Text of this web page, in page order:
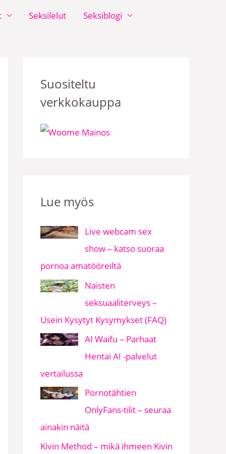
Seksilelut Seksiblogi
Suositeltu
verkkokauppa
Lue myös
Live webcam sex
show – katso suoraa
pornoa amatööreiltä
Naisten
seksuaaliterveys –
Usein Kysytyt Kysymykset (FAQ)
AI Waifu – Parhaat
Hentai AI -palvelut
vertailussa
Pornotähtien
OnlyFans-tilit – seuraa
ainakin näitä
Kivin Method – mikä ihmeen Kivin